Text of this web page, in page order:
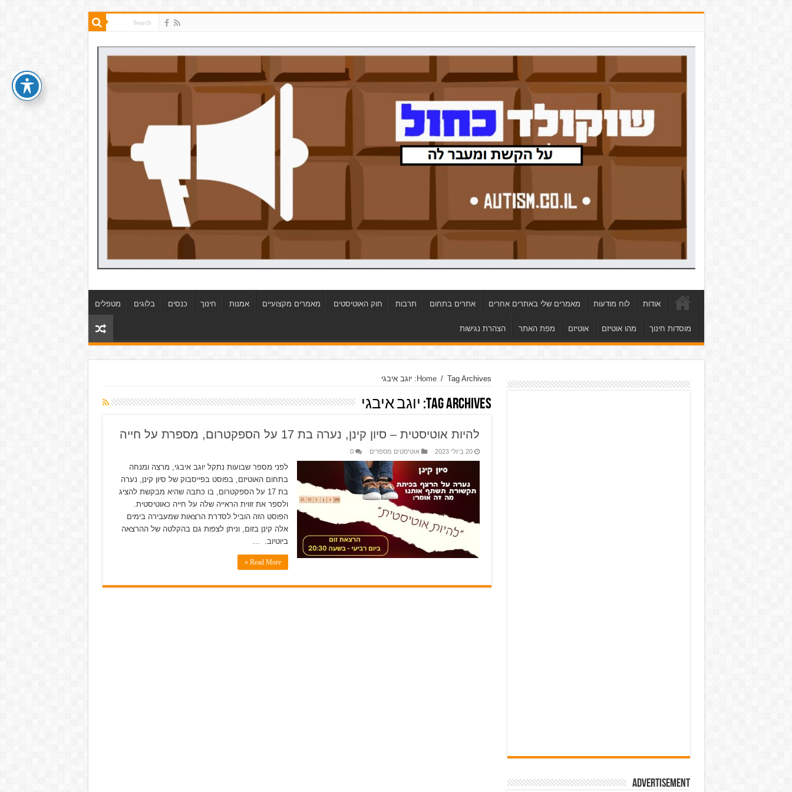
אודות לוח מודעות מאמרים שלי באתרים אחרים אתרים בתחום תרבות חוק האוטיסטים מאמרים מקצועיים אמנות חינוך כנסים בלוגים מטפלים
מוסדות חינוך מהו אוטיזם אוטיזם מפת האתר הצהרת נגישות
Home / Tag Archives: יוגב איבגי
Tag Archives: יוגב איבגי
להיות אוטיסטית – סיון קינן, נערה בת 17 על הספקטרום, מספרת על חייה
20 ביולי 2023 אוטיסטים מספרים 0
לפני מספר שבועות נתקל יוגב איבגי, מרצה ומנחה
בתחום האוטיזם, בפוסט בפייסבוק של סיון קינן, נערה
בת 17 על הספקטרום, בו כתבה שהיא מבקשת להציג
ולספר את זווית הראייה שלה על חייה כאוטיסטית.
הפוסט הזה הוביל לסדרת הרצאות שמעבירה בימים
אלה קינן בזום, וניתן לצפות גם בהקלטה של ההרצאה
ביוטיוב. ...
Read More »
Advertisement